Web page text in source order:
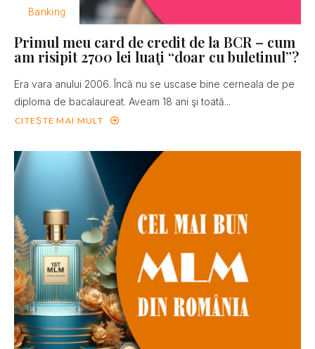
Banking
Primul meu card de credit de la BCR – cum
am risipit 2700 lei luaţi “doar cu buletinul”?
Era vara anului 2006. Încă nu se uscase bine cerneala de pe
diploma de bacalaureat. Aveam 18 ani şi toată...
CITEȘTE MAI MULT